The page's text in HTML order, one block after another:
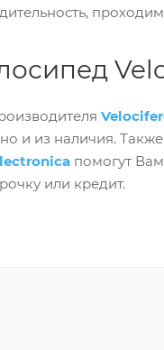
и из наличия. Также
помогут
или кредит.